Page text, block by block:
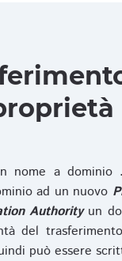
nome a dominio
ad un nuovo
Authorityun
del
può essere